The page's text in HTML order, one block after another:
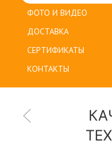
ФОТО И ВИДЕО
ДОСТАВКА
СЕРТИФИКАТЫ
КОНТАКТЫ